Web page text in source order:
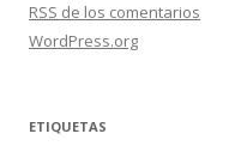
RSS de los comentarios
WordPress.org
ETIQUETAS